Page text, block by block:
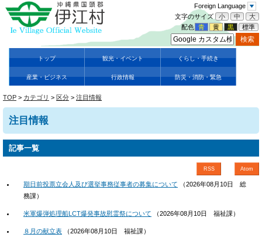
Foreign Language
文字のサイズ
小 中
大
配色 青 黄 黒 標準
トップ 観光・イベント くらし・手続き
産業・ビジネス 行政情報 防災・消防・緊急
TOP > カテゴリ > 区分 > 注目情報
注目情報
記事一覧
RSS Atom
期日前投票立会人及び選挙事務従事者の募集について （2026年08月10日
総
務課）
米軍爆弾処理船LCT爆発事故慰霊祭について （2026年08月10日 福祉課）
８月の献立表 （2026年08月10日 福祉課）